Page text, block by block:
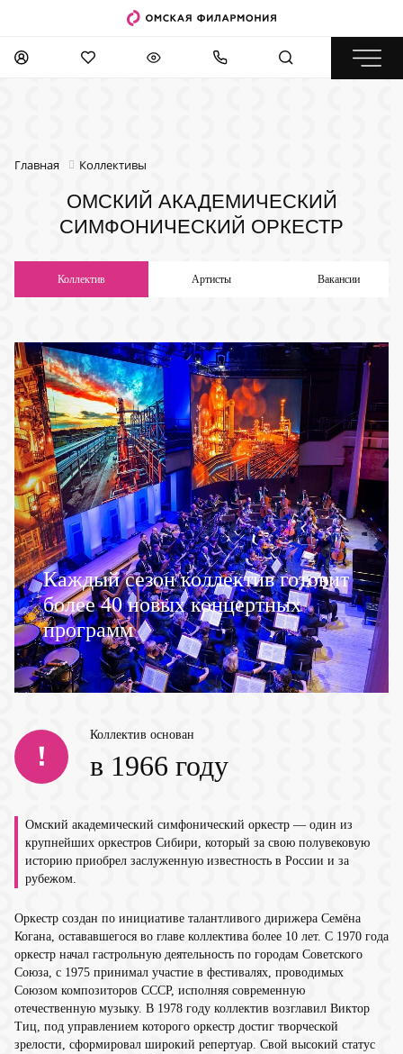
Главная Коллективы
ОМСКИЙ АКАДЕМИЧЕСКИЙ
СИМФОНИЧЕСКИЙ ОРКЕСТР
Коллектив Артисты Вакансии
Каждый сезон коллектив готовит
более 40 новых концертных
программ
Коллектив основан
в 1966 году
Омский академический симфонический оркестр — один из
крупнейших оркестров Сибири, который за свою полувековую
историю приобрел заслуженную известность в России и за
рубежом.
Оркестр создан по инициативе талантливого дирижера Семёна
Когана, остававшегося во главе коллектива более 10 лет. С 1970 года
оркестр начал гастрольную деятельность по городам Советского
Союза, с 1975 принимал участие в фестивалях, проводимых
Союзом композиторов СССР, исполняя современную
отечественную музыку. В 1978 году коллектив возглавил Виктор
Тиц, под управлением которого оркестр достиг творческой
зрелости, сформировал широкий репертуар. Свой высокий статус